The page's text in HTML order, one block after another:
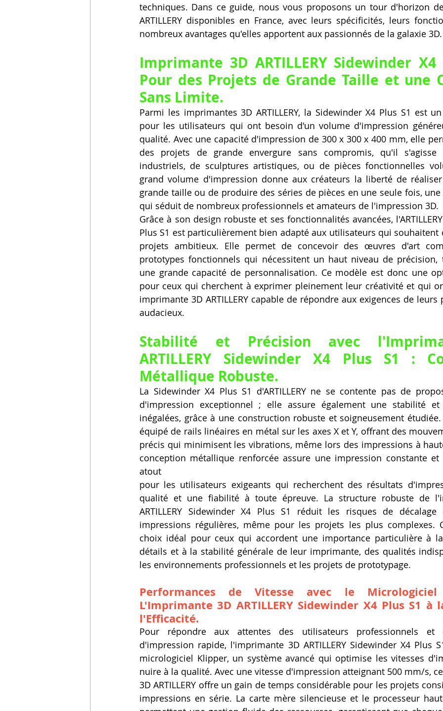
techniques. Dans ce guide, nous vous proposons un tour d'horizon
ARTILLERY disponibles en France, avec leurs spécificités, leurs
nombreux avantages qu'elles apportent aux passionnés de la galaxie 3D.
Imprimante 3D ARTILLERY Sidewinder X4
Pour des Projets de Grande Taille et une
Sans Limite.
Parmi les imprimantes 3D ARTILLERY, la Sidewinder X4 Plus S1 est
pour les utilisateurs qui ont besoin d'un volume d'impression
qualité. Avec une capacité d'impression de 300 x 300 x 400 mm, elle
des projets de grande envergure sans compromis, qu'il s'agisse
industriels, de sculptures artistiques, ou de pièces fonctionnelles
grand volume d'impression donne aux créateurs la liberté de
grande taille ou de produire des séries de pièces en une seule fois,
qui séduit de nombreux professionnels et amateurs de l'impression 3D.
Grâce à son design robuste et ses fonctionnalités avancées,
Plus S1 est particulièrement bien adapté aux utilisateurs qui souhaitent
projets ambitieux. Elle permet de concevoir des œuvres d'art
prototypes fonctionnels qui nécessitent un haut niveau de
une grande capacité de personnalisation. Ce modèle est donc une
pour ceux qui cherchent à exprimer pleinement leur créativité et qui
imprimante 3D ARTILLERY capable de répondre aux exigences de
audacieux.
Stabilité et Précision avec
ARTILLERY Sidewinder X4 Plus S1 :
Métallique Robuste.
La Sidewinder X4 Plus S1 d'ARTILLERY ne se contente pas de
d'impression exceptionnel ; elle assure également une stabilité
inégalées, grâce à une construction robuste et soigneusement
équipé de rails linéaires en métal sur les axes X et Y, offrant des
précis qui minimisent les vibrations, même lors des impressions à
conception métallique renforcée assure une impression constante et
atout
pour les utilisateurs exigeants qui recherchent des résultats
qualité et une fiabilité à toute épreuve. La structure robuste de
ARTILLERY Sidewinder X4 Plus S1 réduit les risques de
impressions régulières, même pour les projets les plus complexes.
choix idéal pour ceux qui accordent une importance particulière à
détails et à la stabilité générale de leur imprimante, des qualités
les environnements professionnels et les projets de prototypage.
Performances de Vitesse avec le
L'Imprimante 3D ARTILLERY Sidewinder X4 Plus S1 à
l'Efficacité.
Pour répondre aux attentes des utilisateurs professionnels et
d'impression rapide, l'imprimante 3D ARTILLERY Sidewinder X4 Plus
micrologiciel Klipper, un système avancé qui optimise les vitesses
nuire à la qualité. Avec une vitesse d'impression atteignant 500 mm/s,
3D ARTILLERY offre un gain de temps considérable pour les projets
impressions en série. La carte mère silencieuse et le processeur